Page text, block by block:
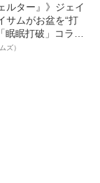
ルター』》ジェイ
サムがお盆を“打
眠眠打破」コラ
ズ）